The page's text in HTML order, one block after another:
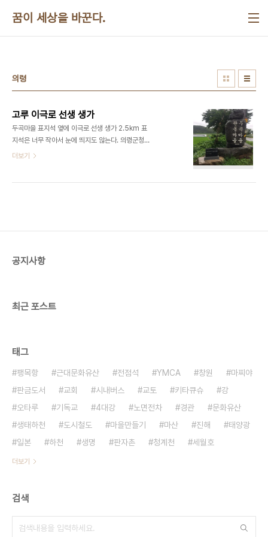
꿈이 세상을 바꾼다.
의령
고루 이극로 선생 생가
두곡마을 표지석 옆에 이극로 선생 생가 2.5km 표
지석은 너무 작아서 눈에 띄지도 않는다. 의령군청은
너무 신경을 쓰지 않고 있다. ​
더보기
공지사항
최근 포스트
태그
팽목항 근대문화유산 전점석 YMCA 창원
마찌야
판금도서
교회 시내버스 교토 키타큐슈
강
오타루
기독교 4대강 노면전차 경관
문화유산
생태하천
도시철도 마을만들기 마산 진해
태양광
일본
하천 생명 판자촌 청계천 세월호
더보기
검색